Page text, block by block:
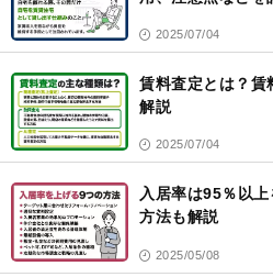
2025/07/04
賃料査定とは？賃
解説
2025/07/04
入居率は95％以
方法も解説
2025/05/08